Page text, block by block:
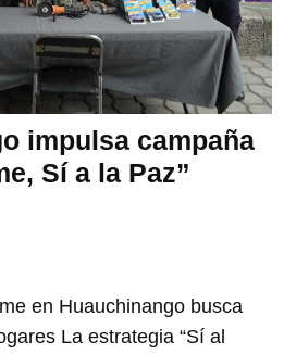
impulsa campaña
Sí a la Paz”
en Huauchinango busca
La estrategia “Sí al